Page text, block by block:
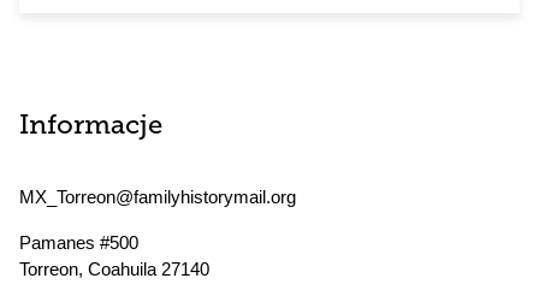
Informacje
MX_Torreon@familyhistorymail.org
Pamanes #500
Torreon, Coahuila 27140